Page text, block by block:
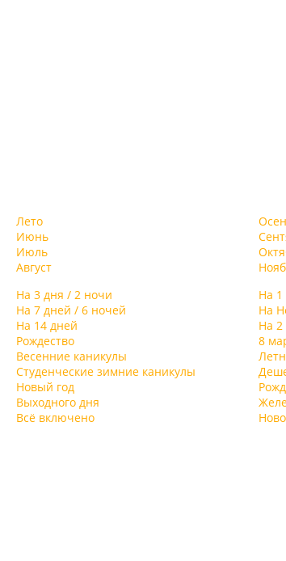
Лето
Июнь
Июль
Август
На 3 дня / 2 ночи
На 1
На 7 дней / 6 ночей
На
На 14 дней
На 2
Рождество
8
Весенние каникулы
Студенческие зимние каникулы
Новый год
Выходного дня
Всё включено